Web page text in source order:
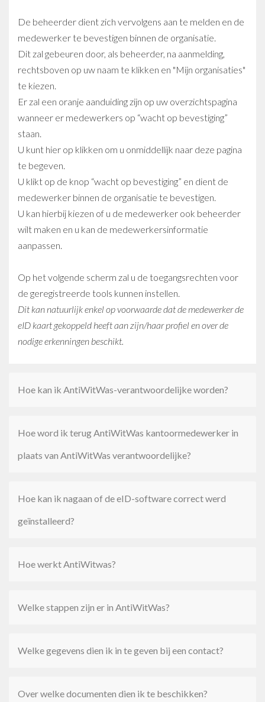
De beheerder dient zich vervolgens aan te melden en de
medewerker te bevestigen binnen de organisatie.
Dit zal gebeuren door, als beheerder, na aanmelding,
rechtsboven op uw naam te klikken en "Mijn organisaties"
te kiezen.
Er zal een oranje aanduiding zijn op uw overzichtspagina
wanneer er medewerkers op “wacht op bevestiging”
staan.
U kunt hier op klikken om u onmiddellijk naar deze pagina
te begeven.
U klikt op de knop “wacht op bevestiging” en dient de
medewerker binnen de organisatie te bevestigen.
U kan hierbij kiezen of u de medewerker ook beheerder
wilt maken en u kan de medewerkersinformatie
aanpassen.
Op het volgende scherm zal u de toegangsrechten voor
de geregistreerde tools kunnen instellen.
Dit kan natuurlijk enkel op voorwaarde dat de medewerker de
eID kaart gekoppeld heeft aan zijn/haar profiel en over de
nodige erkenningen beschikt.
Hoe kan ik AntiWitWas-verantwoordelijke worden?
Hoe word ik terug AntiWitWas kantoormedewerker in
plaats van AntiWitWas verantwoordelijke?
Hoe kan ik nagaan of de eID-software correct werd
geïnstalleerd?
Hoe werkt AntiWitwas?
Welke stappen zijn er in AntiWitWas?
Welke gegevens dien ik in te geven bij een contact?
Over welke documenten dien ik te beschikken?